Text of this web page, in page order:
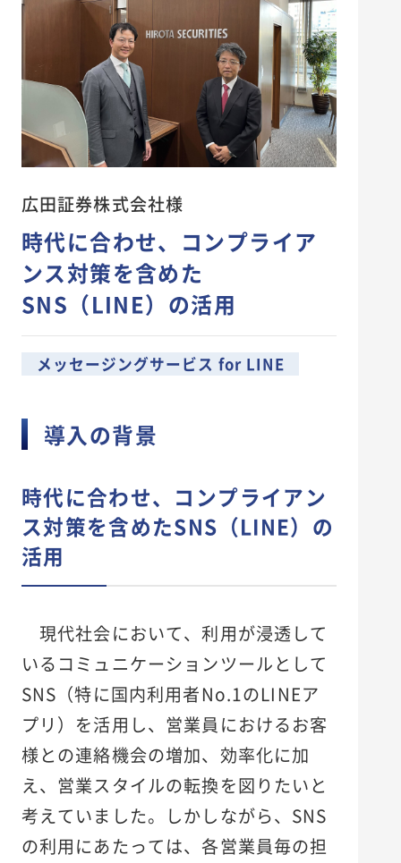
広田証券株式会社様
時代に合わせ、コンプライア
ンス対策を含めた
SNS（LINE）の活用
メッセージングサービス for LINE
導入の背景
時代に合わせ、コンプライアン
ス対策を含めたSNS（LINE）の
活用
現代社会において、利用が浸透して
いるコミュニケーションツールとして
SNS（特に国内利用者No.1のLINEア
プリ）を活用し、営業員におけるお客
様との連絡機会の増加、効率化に加
え、営業スタイルの転換を図りたいと
考えていました。しかしながら、SNS
の利用にあたっては、各営業員毎の担